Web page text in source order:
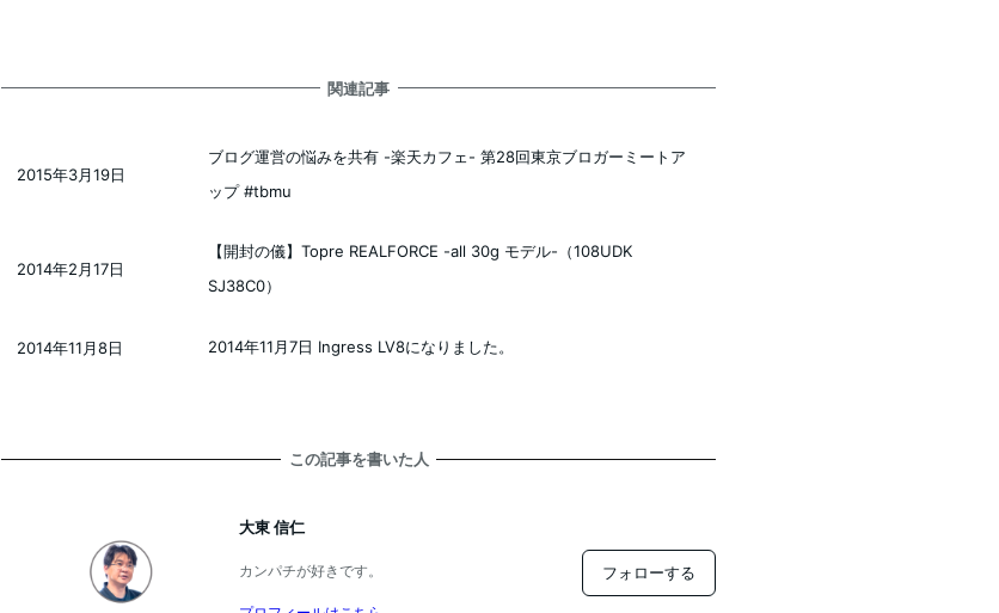
関連記事
ブログ運営の悩みを共有 -楽天カフェ- 第28回東京ブロガーミートア
ップ #tbmu
2015年3月19日
【開封の儀】Topre REALFORCE -all 30g モデル-（108UDK
SJ38C0）
2014年2月17日
2014年11月7日 Ingress LV8になりました。
2014年11月8日
この記事を書いた人
大東 信仁
カンパチが好きです。 フォローする